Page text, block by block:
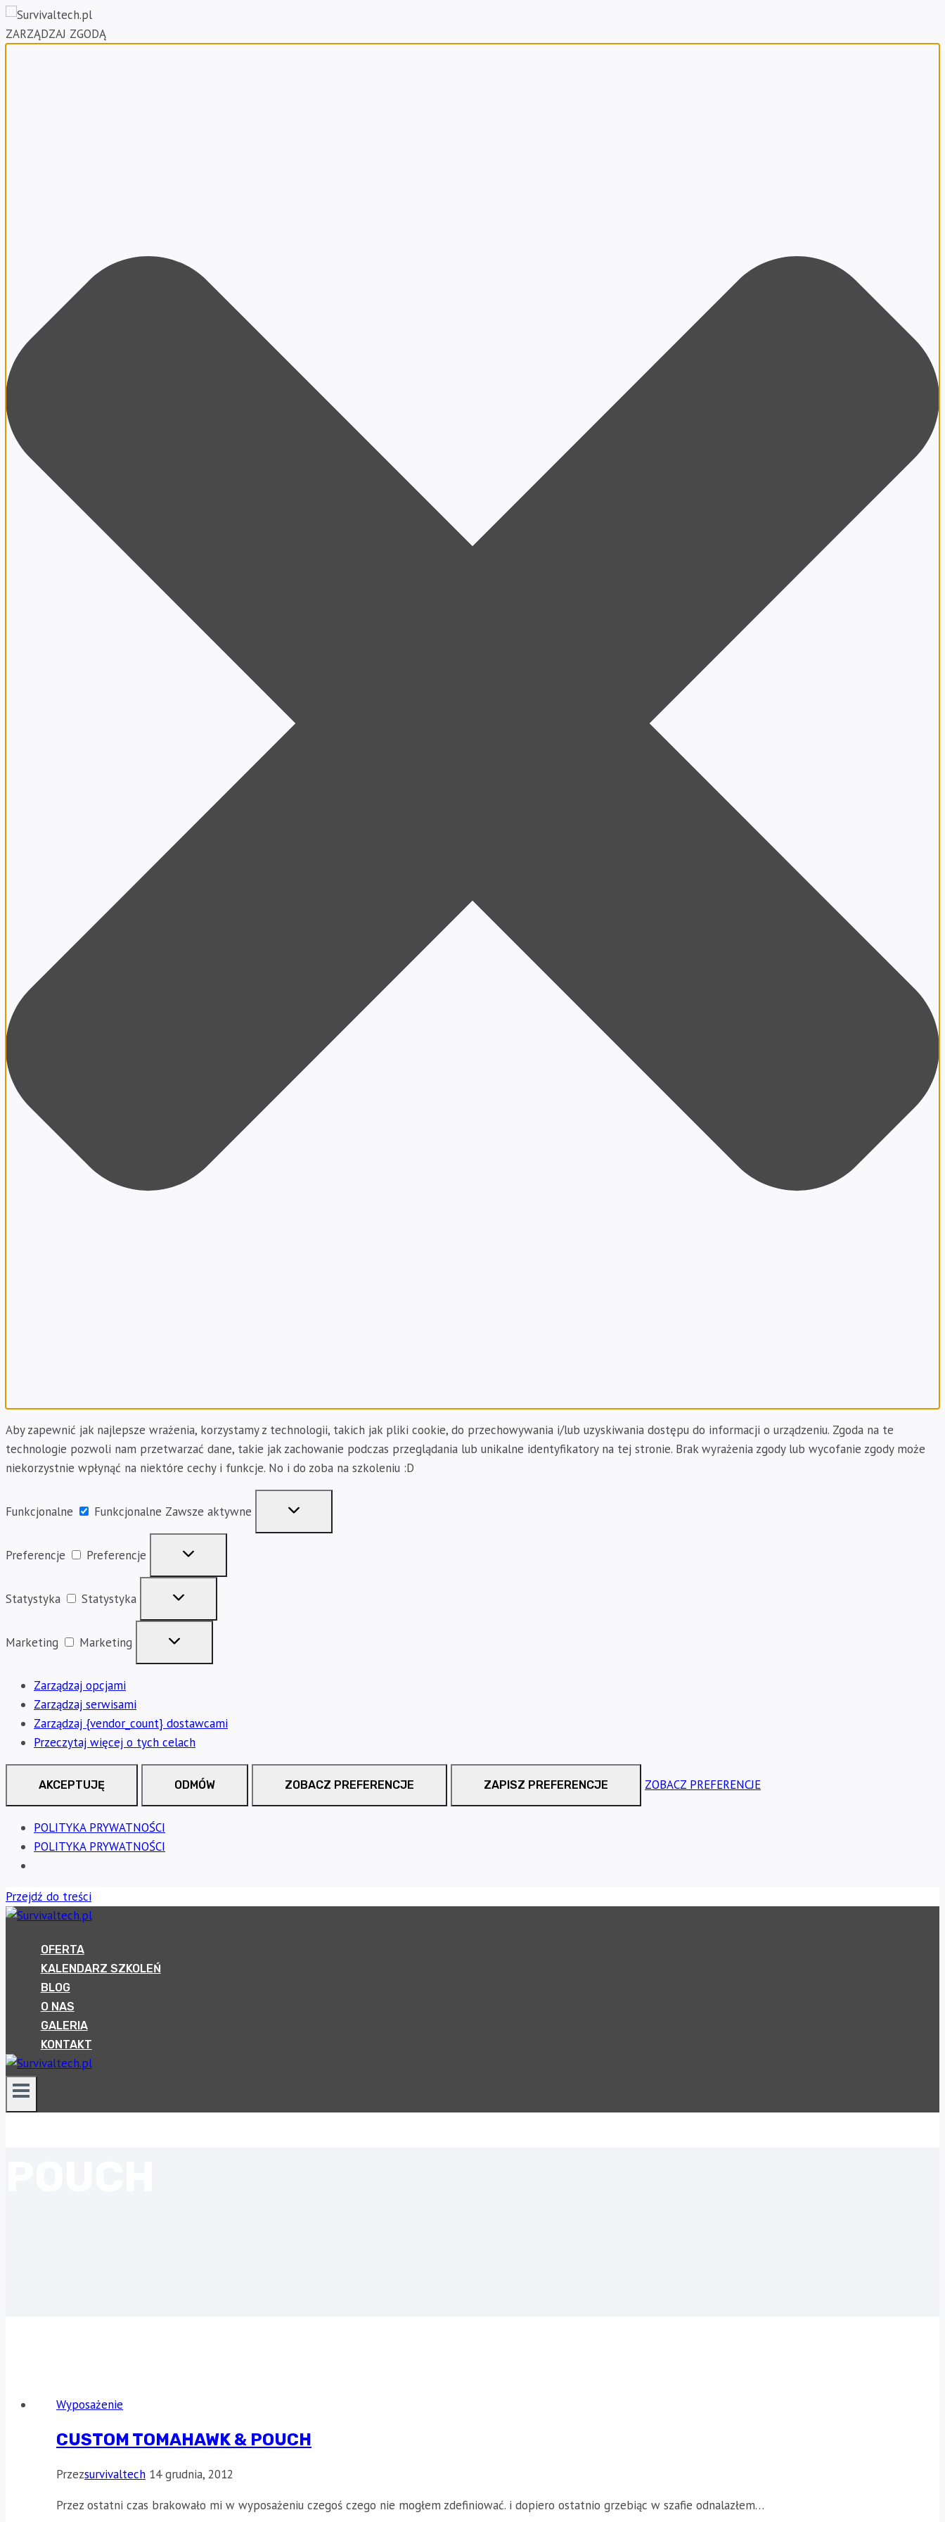
ZARZĄDZAJ ZGODĄ
Aby zapewnić jak najlepsze wrażenia, korzystamy z technologii, takich jak pliki cookie, do przechowywania i/lub uzyskiwania dostępu do informacji o urządzeniu. Zgoda na te
technologie pozwoli nam przetwarzać dane, takie jak zachowanie podczas przeglądania lub unikalne identyfikatory na tej stronie. Brak wyrażenia zgody lub wycofanie zgody może
niekorzystnie wpłynąć na niektóre cechy i funkcje. No i do zoba na szkoleniu :D
Funkcjonalne Funkcjonalne Zawsze aktywne
Preferencje Preferencje
Statystyka Statystyka
Marketing Marketing
Zarządzaj opcjami
Zarządzaj serwisami
Zarządzaj {vendor_count} dostawcami
Przeczytaj więcej o tych celach
AKCEPTUJĘ ODMÓW ZOBACZ PREFERENCJE ZAPISZ PREFERENCJE ZOBACZ PREFERENCJE
POLITYKA PRYWATNOŚCI
POLITYKA PRYWATNOŚCI
Przejdź do treści
OFERTA
KALENDARZ SZKOLEŃ
BLOG
O NAS
GALERIA
KONTAKT
Wyposażenie
CUSTOM TOMAHAWK & POUCH
Przezsurvivaltech 14 grudnia, 2012
Przez ostatni czas brakowało mi w wyposażeniu czegoś czego nie mogłem zdefiniować. i dopiero ostatnio grzebiąc w szafie odnalazłem…